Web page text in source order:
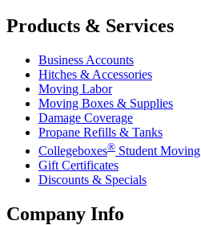
Products & Services
Business Accounts
Hitches & Accessories
Moving Labor
Moving Boxes & Supplies
Damage Coverage
Propane Refills & Tanks
Collegeboxes® Student Moving
Gift Certificates
Discounts & Specials
Company Info